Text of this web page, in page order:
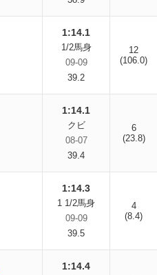
1:14.1
1/2馬身
09-09
39.2
12
(106.0)
1:14.1
クビ
08-07
39.4
6
(23.8)
1:14.3
1 1/2馬身
09-09
39.5
4
(8.4)
1:14.4